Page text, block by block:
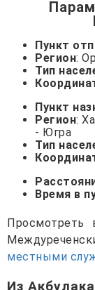
Пункт
Регион:
Тип
Пункт
Регион:
- Югра
Тип
Время в
Просмотреть
местными
Из